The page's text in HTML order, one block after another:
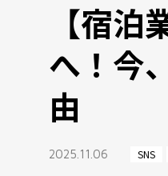
【宿
へ！今
由
2025.11.06 SNS